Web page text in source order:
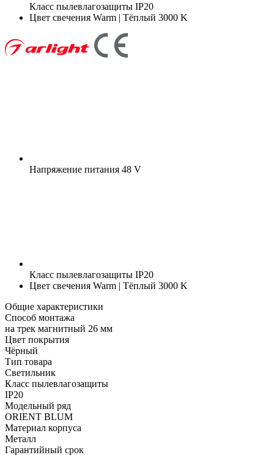
Класс пылевлагозащиты IP20
Цвет свечения Warm | Тёплый 3000 K
Напряжение питания 48 V
Класс пылевлагозащиты IP20
Цвет свечения Warm | Тёплый 3000 K
Общие характеристики
Способ монтажа
на трек магнитный 26 мм
Цвет покрытия
Чёрный
Тип товара
Светильник
Класс пылевлагозащиты
IP20
Модельный ряд
ORIENT BLUM
Материал корпуса
Металл
Гарантийный срок